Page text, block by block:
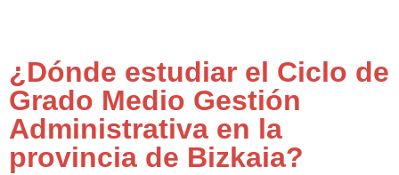
¿Dónde estudiar el Ciclo de
Grado Medio Gestión
Administrativa en la
provincia de Bizkaia?